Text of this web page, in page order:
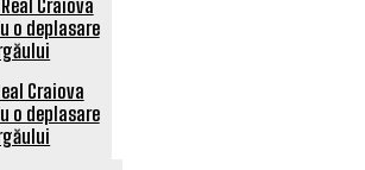
Craiova
o deplasare